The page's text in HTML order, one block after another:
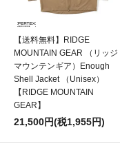
【送料無料】RIDGE
MOUNTAIN GEAR （リッジ
マウンテンギア）Enough
Shell Jacket （Unisex）
【RIDGE MOUNTAIN
GEAR】
21,500円(税1,955円)